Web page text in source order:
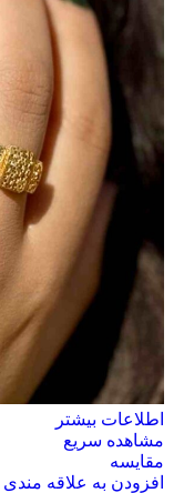
اطلاعات بیشتر
مشاهده سریع
مقایسه
افزودن به علاقه مندی